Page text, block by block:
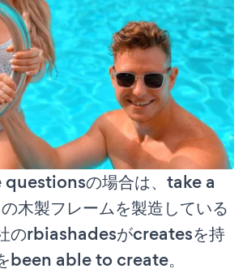
questionsの場合は、take a
木製フレームを製造している
のrbiashadesがcreatesを持
been able to create。